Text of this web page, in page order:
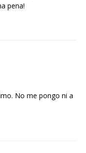
pena!
No me pongo ni a